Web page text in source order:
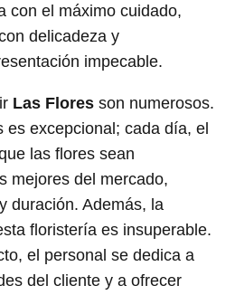
con el máximo cuidado,
delicadeza y
impecable.
Las Flores son numerosos.
es excepcional; cada día, el
las flores sean
mejores del mercado,
duración. Además, la
floristería es insuperable.
el personal se dedica a
del cliente y a ofrecer